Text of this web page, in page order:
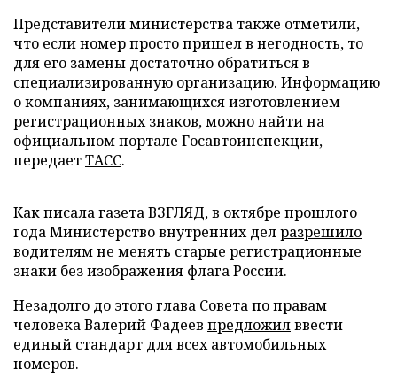
Представители министерства также отметили,
что если номер просто пришел в негодность, то
для его замены достаточно обратиться в
специализированную организацию. Информацию
о компаниях, занимающихся изготовлением
регистрационных знаков, можно найти на
официальном портале Госавтоинспекции,
передаетТАСС.
Как писала газета ВЗГЛЯД, в октябре прошлого
года Министерство внутренних делразрешило
водителям не менять старые регистрационные
знаки без изображения флага России.
Незадолго до этого глава Совета по правам
человека Валерий Фадеев предложилввести
единый стандарт для всех автомобильных
номеров.